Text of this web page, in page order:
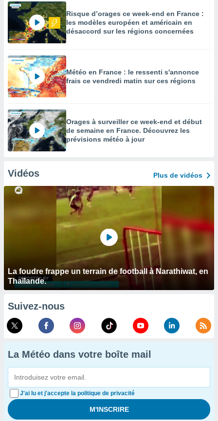
Risque d’orages ce week-end en France :
les modèles européen et américain en
désaccord sur les régions concernées
Météo en France : le ressenti s'annonce
frais ce vendredi matin sur ces régions
Orages à surveiller ce week-end et début
de semaine en France. Découvrez les
prévisions météo à jour
Vidéos Plus de vidéos
La foudre frappe un terrain de football à Narathiwat, en
Thaïlande.
Suivez-nous
La Météo dans votre boîte mail
J'ai lu et j'accepte la politique de privacité